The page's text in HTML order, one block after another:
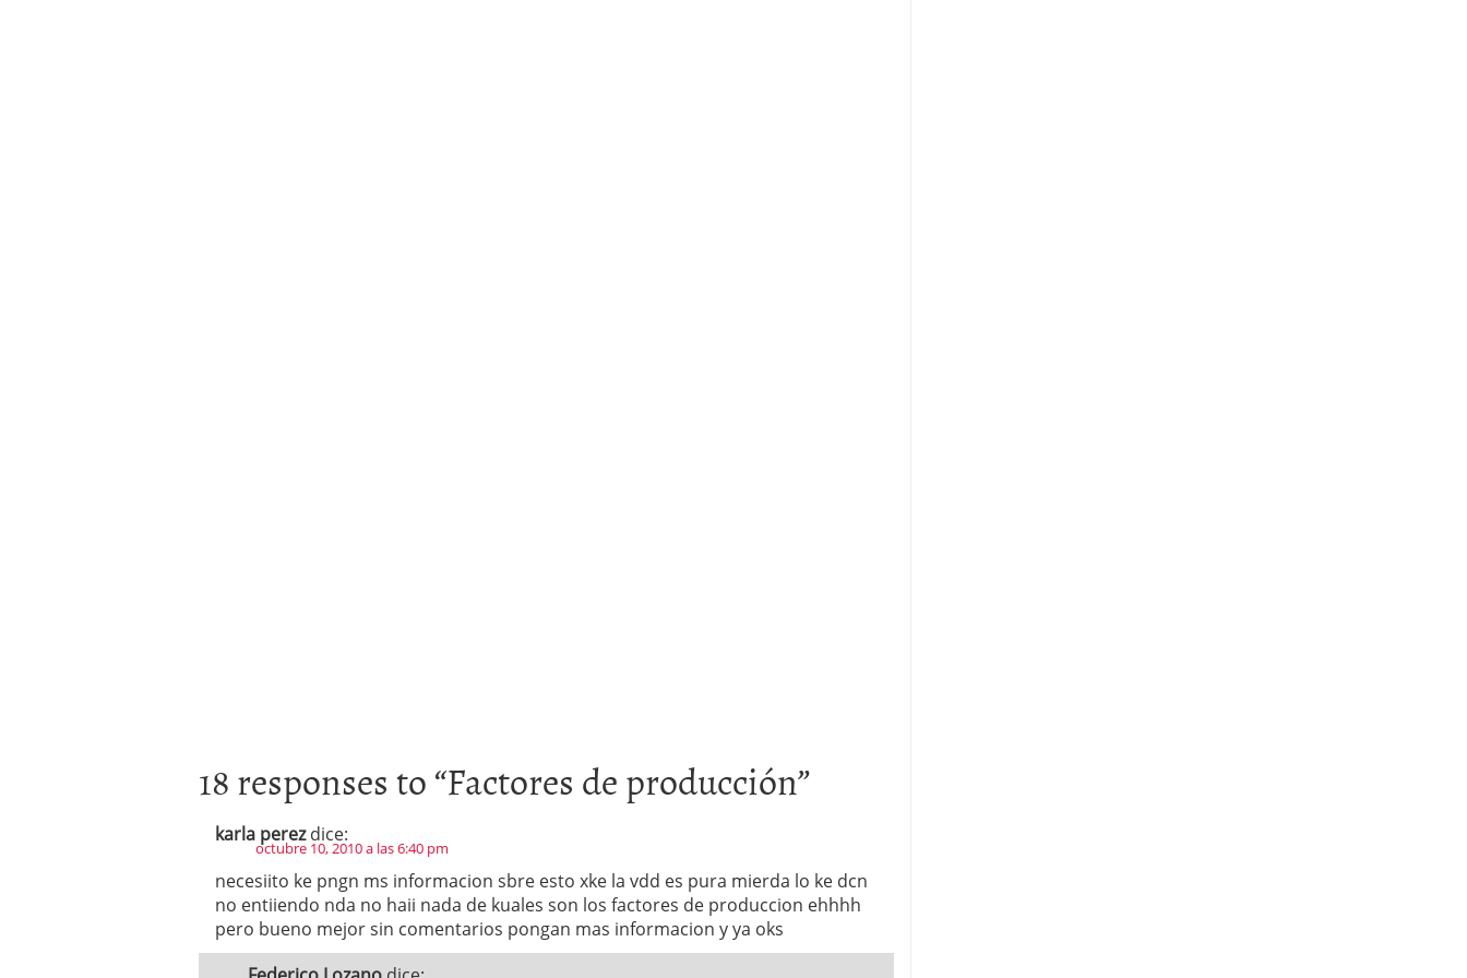
18 responses to “Factores de producción”
karla perez dice:
octubre 10, 2010 a las 6:40 pm
necesiito ke pngn ms informacion sbre esto xke la vdd es pura mierda lo ke dcn
no entiiendo nda no haii nada de kuales son los factores de produccion ehhhh
pero bueno mejor sin comentarios pongan mas informacion y ya oks